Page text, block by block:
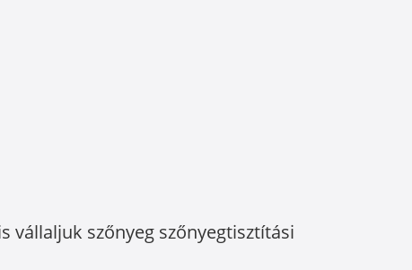
vállaljuk szőnyeg szőnyegtisztítási